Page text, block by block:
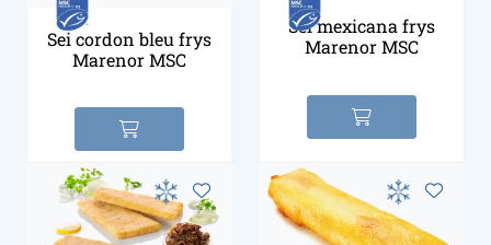
Sei cordon bleu frys
Marenor MSC
Sei mexicana frys
Marenor MSC